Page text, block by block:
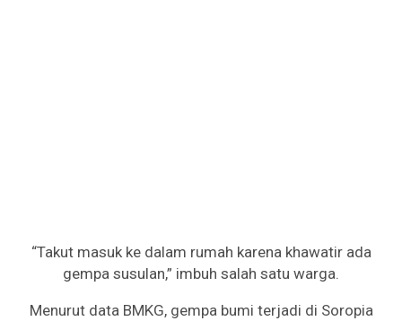
“Takut masuk ke dalam rumah karena khawatir ada
gempa susulan,” imbuh salah satu warga.
Menurut data BMKG, gempa bumi terjadi di Soropia